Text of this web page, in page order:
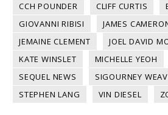
CCH POUNDER
CLIFF CURTIS
GIOVANNI RIBISI
JAMES
JEMAINE CLEMENT
JOEL DAVID
KATE WINSLET
MICHELLE YEOH
SEQUEL NEWS
SIGOURNEY
STEPHEN LANG
VIN DIESEL